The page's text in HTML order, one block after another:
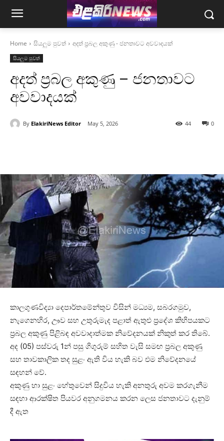
Home සියලුම පුවත් අදත් ප්‍රබල අකුණු - ජනතාවට අවවාදයක්
සියලුම පුවත්
අදත් ප්‍රබල අකුණු – ජනතාවට
අවවාදයක්
By ElakiriNews Editor May 5, 2026 0
44
කාලගුණවිද්‍යා දෙපාර්තමේන්තුව විසින් මධ්‍යම, සබරගමුව,
නැගෙනහිර, ඌව සහ උතුරුමැද පළාත් ඇතුළු ප්‍රදේශ කිහිපයකට
ප්‍රබල අකුණු පිළිබඳ අවවාදාත්මක නිවේදනයක් නිකුත් කර තිබේ.
අද (05) පස්වරු 1න් පසු ගිගුරුම් සහිත වැසි සමඟ ප්‍රබල අකුණු
සහ තාවකාලික තද සුළං ඇති විය හැකි බව එම නිවේදනයේ
සඳහන් වේ.
අකුණු හා සුළං හේතුවෙන් සිදුවිය හැකි අනතුරු අවම කරගැනීම
සඳහා ආරක්ෂිත පියවර අනුගමනය කරන ලෙස ජනතාවට දැනුම්
දී ඇත